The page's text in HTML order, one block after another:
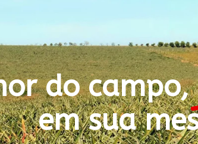
do campo,
em sua